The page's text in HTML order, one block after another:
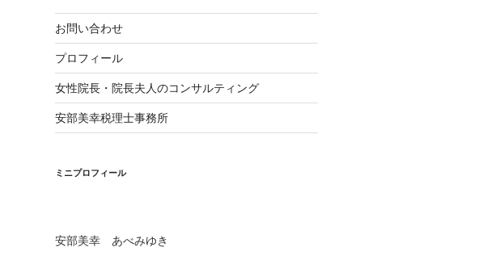
お問い合わせ
プロフィール
女性院長・院長夫人のコンサルティング
安部美幸税理士事務所
ミニプロフィール
安部美幸 あべみゆき